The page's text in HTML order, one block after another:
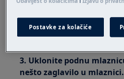
2. Izvadite spremnik za
kanal za zrak i ulaz zraka
prašinu da biste vidjeli je
3. Uklonite podnu
nešto zaglavilo u mlaznici.
Postavke za kolačiće